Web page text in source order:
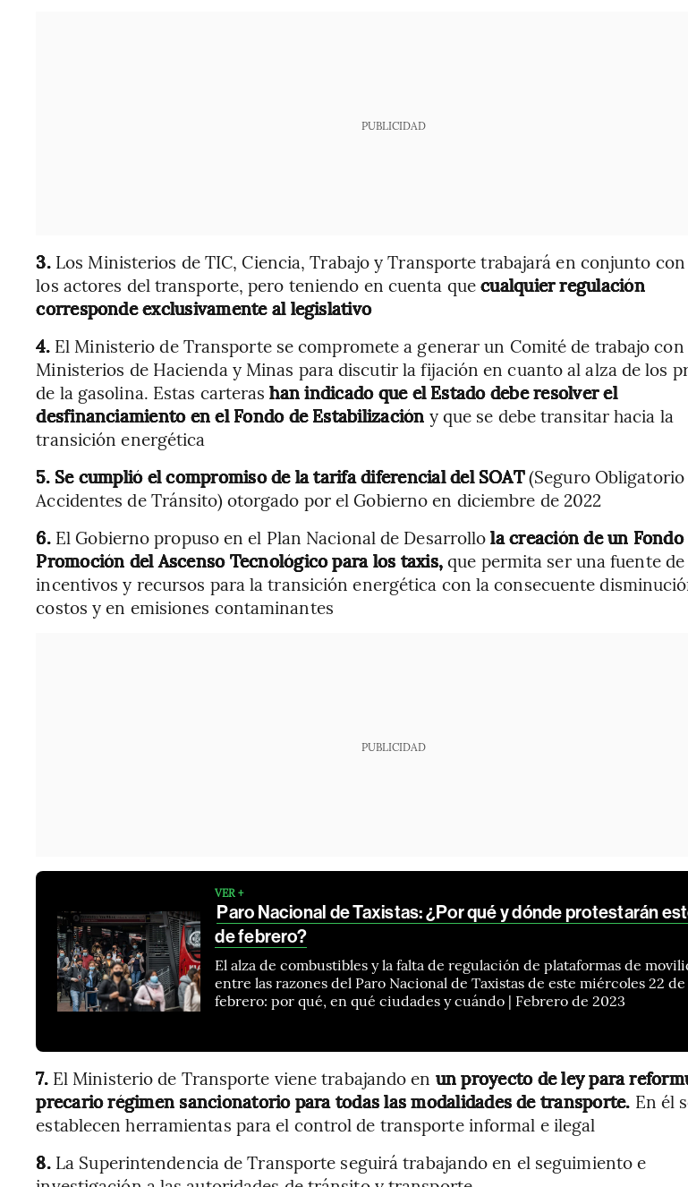
PUBLICIDAD
3. Los Ministerios de TIC, Ciencia, Trabajo y Transporte trabajará en conjunto
los actores del transporte, pero teniendo en cuenta quecualquier regulación
corresponde exclusivamente al legislativo
4. El Ministerio de Transporte se compromete a generar un Comité de trabajo con
Ministerios de Hacienda y Minas para discutir la fijación en cuanto al alza de los
de la gasolina. Estas carterashan indicado que el Estado debe resolver el
desfinanciamiento en el Fondo de Estabilización y que se debe transitar hacia la
transición energética
5. Se cumplió el compromiso de la tarifa diferencial del SOAT(Seguro Obligatorio
Accidentes de Tránsito) otorgado por el Gobierno en diciembre de 2022
6. El Gobierno propuso en el Plan Nacional de Desarrollola creación de un
Promoción del Ascenso Tecnológico para los taxis,que permita ser una fuente de
incentivos y recursos para la transición energética con la consecuente
costos y en emisiones contaminantes
PUBLICIDAD
VER +
Paro Nacional de Taxistas: ¿Por qué y dónde protestarán
de febrero?
El alza de combustibles y la falta de regulación de plataformas de
entre las razones del Paro Nacional de Taxistas de este miércoles 22 de
febrero: por qué, en qué ciudades y cuándo | Febrero de 2023
7.El Ministerio de Transporte viene trabajando en un proyecto de ley para
precario régimen sancionatorio para todas las modalidades de transporte. En él
establecen herramientas para el control de transporte informal e ilegal
8. La Superintendencia de Transporte seguirá trabajando en el seguimiento e